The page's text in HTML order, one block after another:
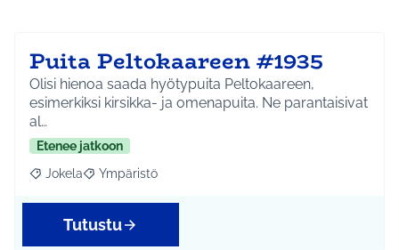
Puita Peltokaareen #1935
Olisi hienoa saada hyötypuita Peltokaareen,
esimerkiksi kirsikka- ja omenapuita. Ne parantaisivat
al…
Etenee jatkoon
Rajaa tulokset aihepiirin mukaan: Jokela
Jokela Rajaa tulokset teeman mukaan: Ympäristö
Ympäristö
Tutustu